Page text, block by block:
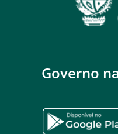
Governo